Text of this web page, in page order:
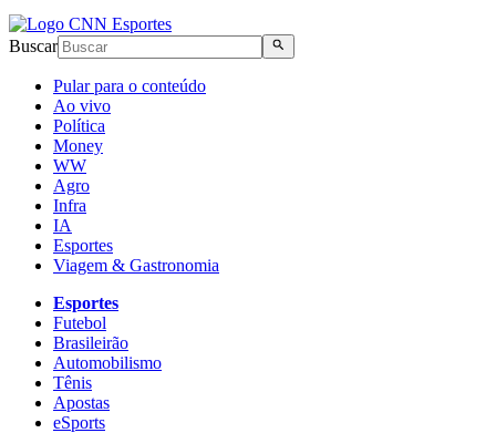
Buscar
Pular para o conteúdo
Ao vivo
Política
Money
WW
Agro
Infra
IA
Esportes
Viagem & Gastronomia
Esportes
Futebol
Brasileirão
Automobilismo
Tênis
Apostas
eSports